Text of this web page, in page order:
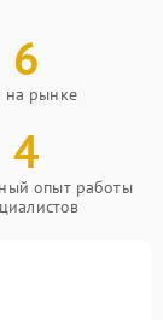
6
на рынке
4
опыт работы